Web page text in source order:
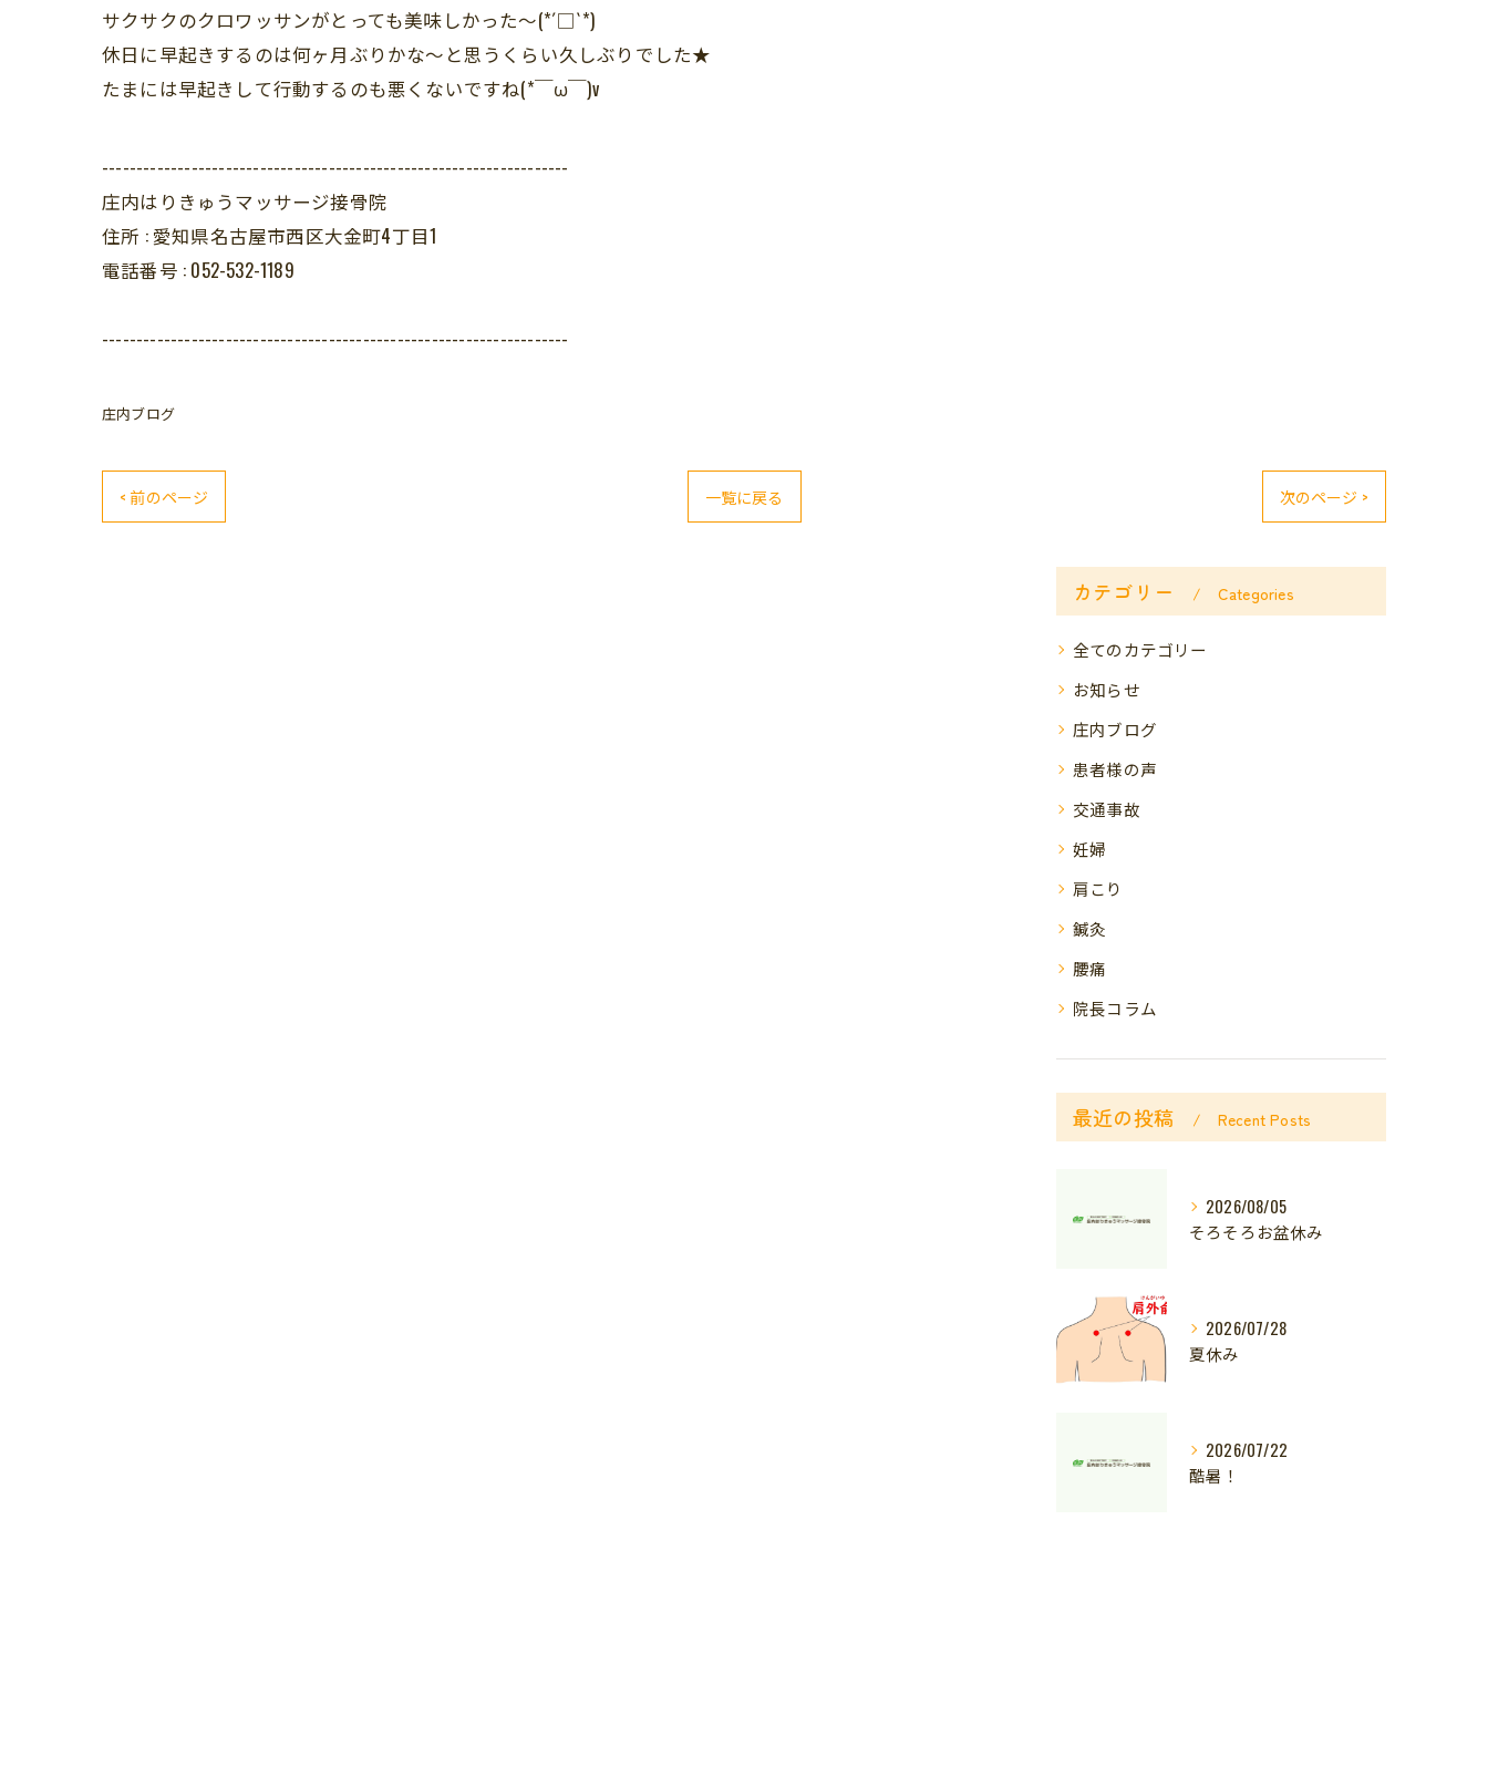
サクサクのクロワッサンがとっても美味しかった〜(*´□`*)
休日に早起きするのは何ヶ月ぶりかな〜と思うくらい久しぶりでした★
たまには早起きして行動するのも悪くないですね(*￣ω￣)v
--------------------------------------------------------------------
庄内はりきゅうマッサージ接骨院
住所 : 愛知県名古屋市西区大金町4丁目1
電話番号 : 052-532-1189
--------------------------------------------------------------------
庄内ブログ
< 前のページ 一覧に戻る 次のページ >
カテゴリー Categories
全てのカテゴリー
お知らせ
庄内ブログ
患者様の声
交通事故
妊婦
肩こり
鍼灸
腰痛
院長コラム
最近の投稿 Recent Posts
2026/08/05
そろそろお盆休み
2026/07/28
夏休み
2026/07/22
酷暑！